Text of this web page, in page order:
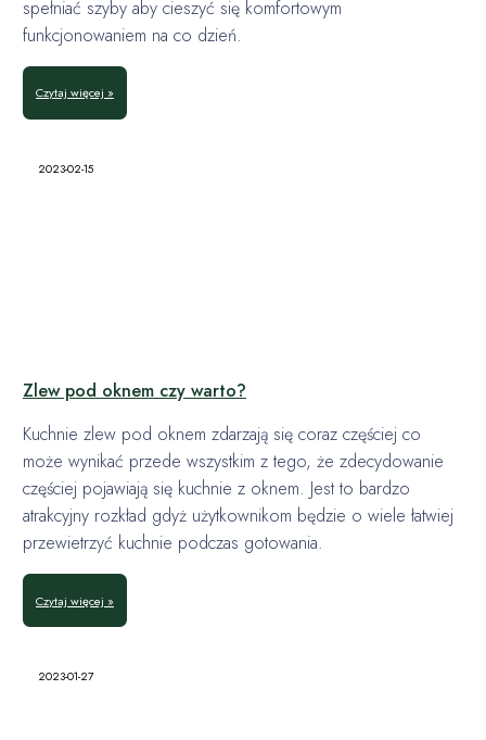
spełniać szyby aby cieszyć się komfortowym
funkcjonowaniem na co dzień.
Czytaj więcej »
Zlew pod oknem czy warto?
2023-02-15
Kuchnie zlew pod oknem zdarzają się coraz częściej co
może wynikać przede wszystkim z tego, że zdecydowanie
częściej pojawiają się kuchnie z oknem. Jest to bardzo
atrakcyjny rozkład gdyż użytkownikom będzie o wiele łatwiej
przewietrzyć kuchnie podczas gotowania.
Czytaj więcej »
2023-01-27